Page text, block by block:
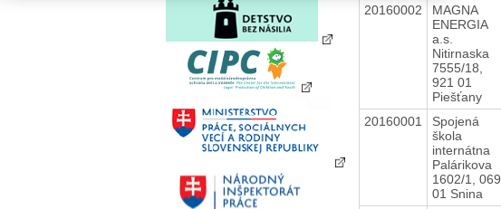
20160002
MAGNA
ENERGIA
a.s.
Nitirnaska
7555/18,
921 01
Piešťany
20160001
Spojená
škola
internátna
Palárikova
1602/1, 069
01 Snina